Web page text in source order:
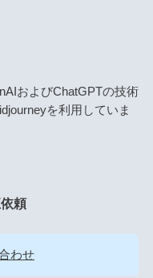
およびChatGPTの技術
を利用していま
頼
わせ